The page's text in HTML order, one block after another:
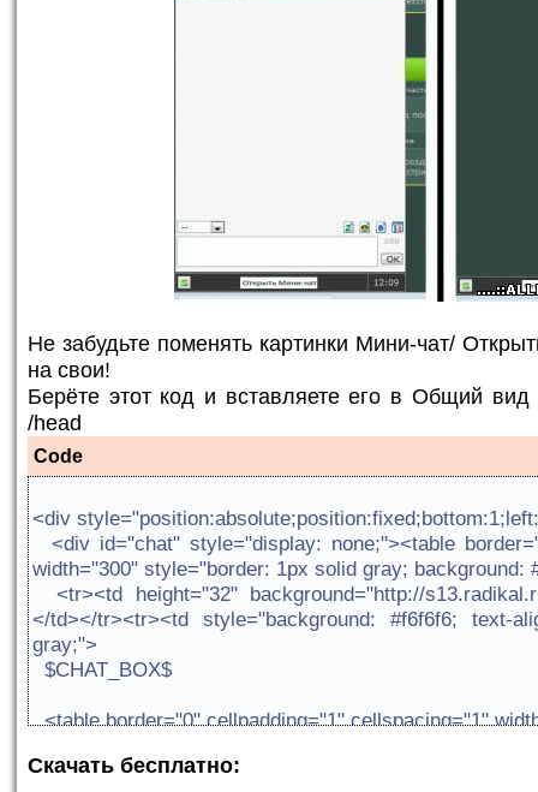
Не забудьте поменять картинки Мини-чат/
на свои!
Берёте этот код и вставляете его в Общий
/head
Code
<div
<div id="chat" style="display: none;"><table
width="300" style="border: 1px solid gray;
<tr><td height="32" background="http://
</td></tr><tr><td style="background: #f6f6f6; text-
gray;">
$CHAT_BOX$
<table border="0" cellpadding="1" cellspacing="1"
Скачать бесплатно: